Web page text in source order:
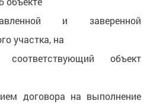
и заверенной
участка, на
объект
договора на выполнение